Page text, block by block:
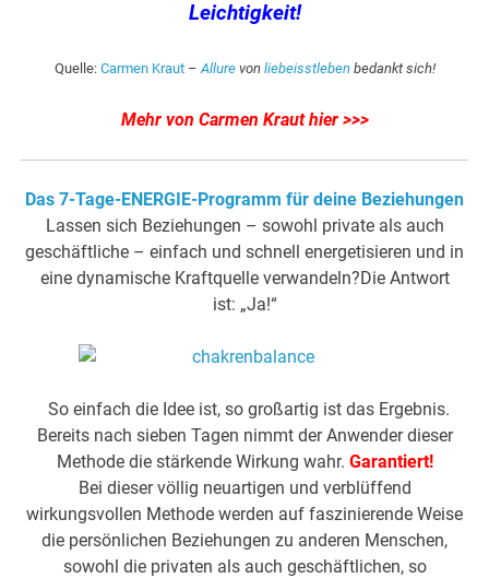
Leichtigkeit!
Quelle: Carmen Kraut–Allure von liebeisstleben bedankt sich!
Mehr von Carmen Kraut hier >>>
Das 7-Tage-ENERGIE-Programm für deine Beziehungen
Lassen sich Beziehungen – sowohl private als auch
geschäftliche – einfach und schnell energetisieren und in
eine dynamische Kraftquelle verwandeln?Die Antwort
ist: „Ja!“
So einfach die Idee ist, so großartig ist das Ergebnis.
Bereits nach sieben Tagen nimmt der Anwender dieser
Methode die stärkende Wirkung wahr. Garantiert!
Bei dieser völlig neuartigen und verblüffend
wirkungsvollen Methode werden auf faszinierende Weise
die persönlichen Beziehungen zu anderen Menschen,
sowohl die privaten als auch geschäftlichen, so